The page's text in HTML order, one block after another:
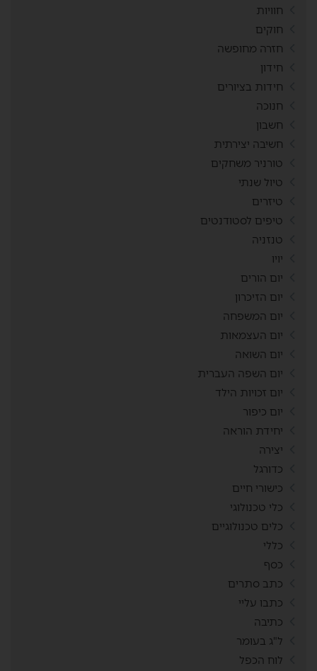
חוויות
חוקים
חזרה מחופשה
חידון
חידות בציורים
חנוכה
חשבון
חשיבה יצירתית
טורניר משחקים
טיול שנתי
טיזרים
טיפים לסטודנטים
טנזניה
יויו
יום הורים
יום הזיכרון
יום המשפחה
יום העצמאות
יום השואה
יום השפה העברית
יום זכויות הילד
יום כיפור
יחידת הוראה
יצירה
כדורגל
כישורי חיים
כלי טכנולוגי
כלים טכנולוגיים
כללי
כסף
כתב סתרים
כתבו עליי
כתיבה
ל"ג בעומר
לוח הכפל